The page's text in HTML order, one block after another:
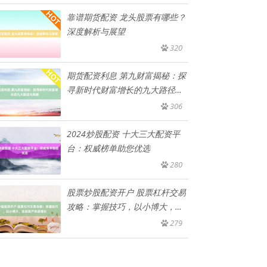
靠谱期货配资 龙头股票有哪些？
深度解析与展望
320
期货配资利息 第九财富揭秘：探
寻新时代财富增长的九大路径与
306
2024炒股配资 十大三大配资平
台：权威榜单助您优选
280
股票炒股配资开户 股票杠杆交易
攻略：掌握技巧，以小博大，实
279